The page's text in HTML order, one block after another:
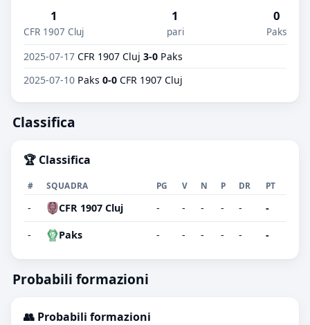
1
CFR 1907 Cluj
1
pari
0
Paks
2025-07-17 CFR 1907 Cluj 3-0 Paks
2025-07-10 Paks 0-0 CFR 1907 Cluj
Classifica
🏆 Classifica
# SQUADRA PG V N P DR PT
- CFR 1907 Cluj - - - - - -
- Paks - - - - - -
Probabili formazioni
👥 Probabili formazioni